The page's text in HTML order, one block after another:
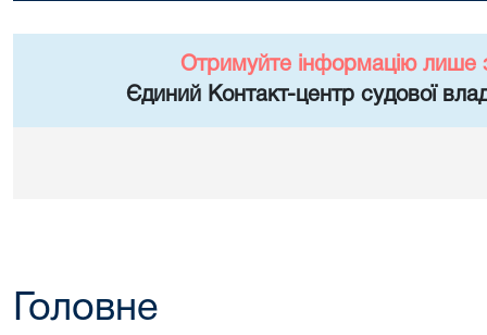
Отримуйте інформацію лише
Єдиний Контакт-центр судової
Головне